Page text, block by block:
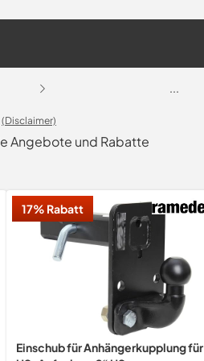
...
(Disclaimer)
Angebote und Rabatte
17% Rabatt
Einschub für Anhängerkupplung für